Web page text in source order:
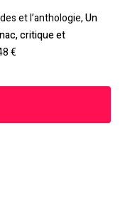
et l’anthologie,Un
critique et
€